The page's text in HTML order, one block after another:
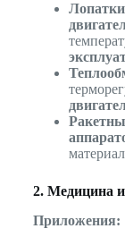
2. Медицина
Приложения: